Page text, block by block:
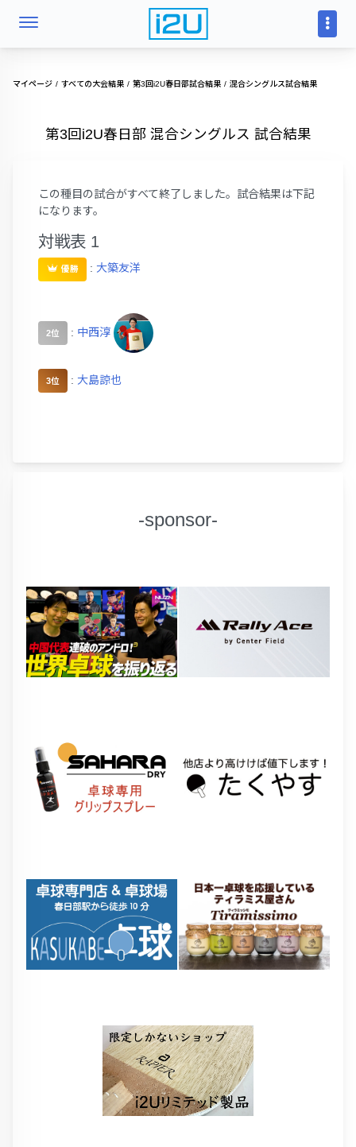
マイページ すべての大会結果 第3回i2U春日部試合結果 混合シングルス試合結果
第3回i2U春日部 混合シングルス 試合結果
この種目の試合がすべて終了しました。試合結果は下記
になります。
対戦表 1
優勝 : 大築友洋
2位 : 中西淳
3位 : 大島諒也
-sponsor-